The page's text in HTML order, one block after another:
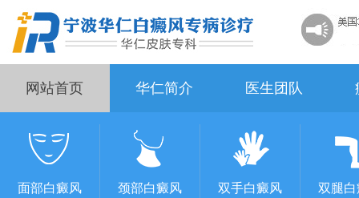
网站首页 华仁简介 医生团队
面部白癜风 颈部白癜风 双手白癜风 双腿